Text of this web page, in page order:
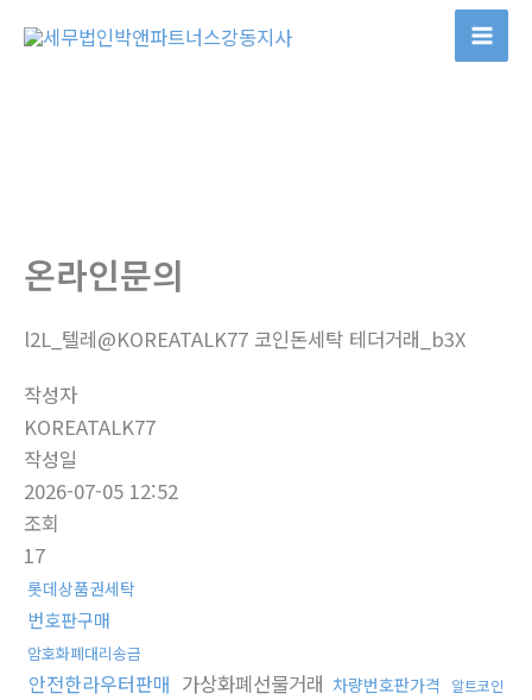
온라인문의
l2L_텔레@KOREATALK77 코인돈세탁 테더거래_b3X
작성자
KOREATALK77
작성일
2026-07-05 12:52
조회
17
롯데상품권세탁
번호판구매
암호화폐대리송금
안전한라우터판매 가상화폐선물거래 차량번호판가격
알트코인